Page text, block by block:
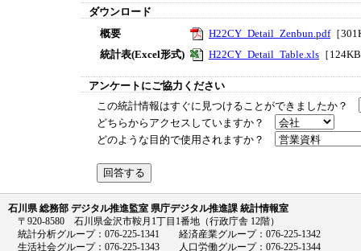
ダウンロード
概要
H22CY_Detail_Zenbun.pdf［
統計表(Excel形式)
H22CY_Detail_Table.xls ［
アンケートにご協力ください
この統計情報はすぐに見つけることができましたか？
どちらからアクセスしていますか？
どのような目的で使用されますか？
石川県 総務部 デジタル推進監室 県庁デジタル推進課 統計情報室
〒920-8580 石川県金沢市鞍月1丁目1番地（行政庁舎 12階）
統計分析グループ：076-225-1341 経済産業グループ：076-225-1342
生活社会グループ：076-225-1343 人口労働グループ：076-225-1344